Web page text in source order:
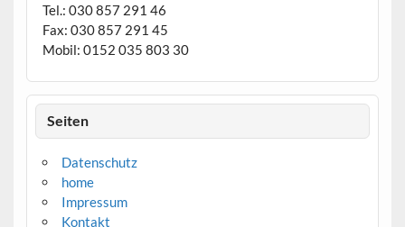
Tel.: 030 857 291 46
Fax: 030 857 291 45
Mobil: 0152 035 803 30
Seiten
Datenschutz
home
Impressum
Kontakt